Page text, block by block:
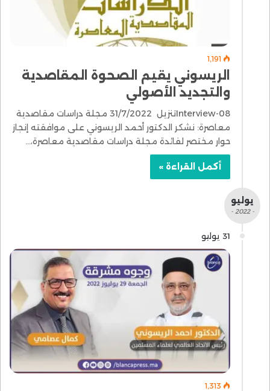
1٬191
الريسوني يقيم الصحوة المقاصدية
والتجديد الأصولي
08-Interviewتنزيل 31/7/2022 مجلة دراسات مقاصدية
معاصرة: نشكر الدكتور أحمد الريسوني على موافقته إنجاز
حوار مختصر لفائدة مجلة دراسات مقاصدية معاصرة،…
أكمل القراءة »
يوليو
- 2022 -
31 يوليو
1٬313